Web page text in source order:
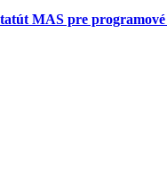
MAS pre programové